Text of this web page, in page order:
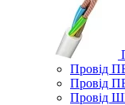
Провід
Провід
Провід